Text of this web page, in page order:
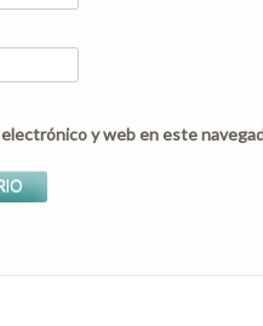
y web en este